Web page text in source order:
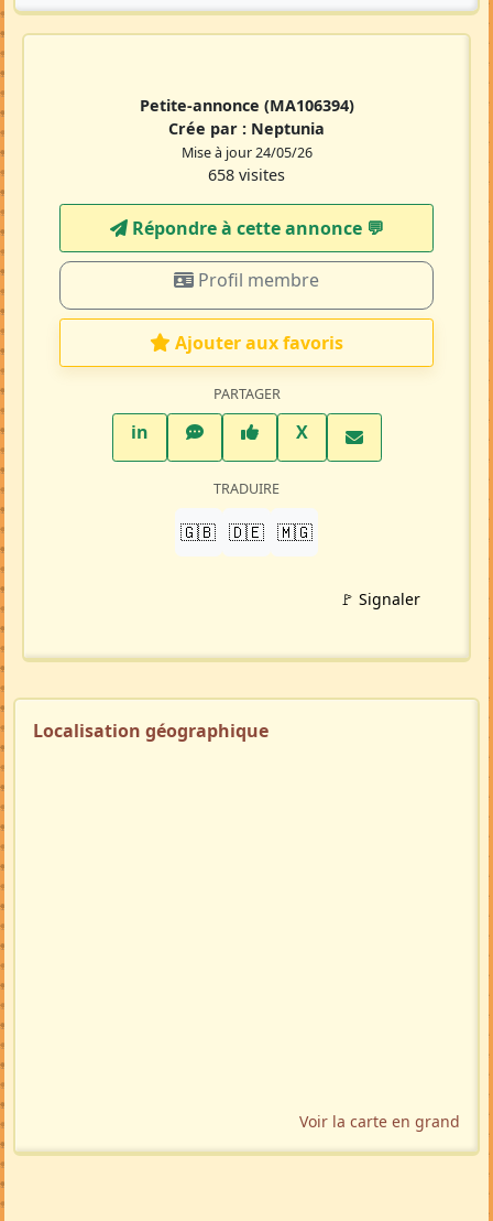
Petite-annonce (MA106394)
Crée par : Neptunia
Mise à jour 24/05/26
658 visites
Répondre à cette annonce 💬​
Profil membre
Ajouter aux favoris
PARTAGER
inLinkedInWhatsAppFacebook
XTwitter X
TRADUIRE
🇬🇧 🇩🇪 🇲🇬
🚩 Signaler
Localisation géographique
Voir la carte en grand